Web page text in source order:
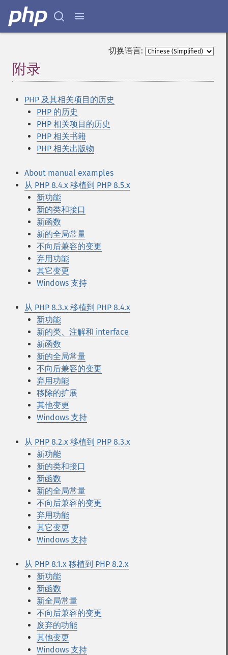
切换语言:
附录
PHP 及其相关项目的历史
PHP 的历史
PHP 相关项目的历史
PHP 相关书籍
PHP 相关出版物
About manual examples
从 PHP 8.4.x 移植到 PHP 8.5.x
新功能
新的类和接口
新函数
新的全局常量
不向后兼容的变更
弃用功能
其它变更
Windows 支持
从 PHP 8.3.x 移植到 PHP 8.4.x
新功能
新的类、注解和 interface
新函数
新的全局常量
不向后兼容的变更
弃用功能
移除的扩展
其他变更
Windows 支持
从 PHP 8.2.x 移植到 PHP 8.3.x
新功能
新的类和接口
新函数
新的全局常量
不向后兼容的变更
弃用功能
其它变更
Windows 支持
从 PHP 8.1.x 移植到 PHP 8.2.x
新功能
新函数
新全局常量
不向后兼容的变更
废弃的功能
其他变更
Windows 支持